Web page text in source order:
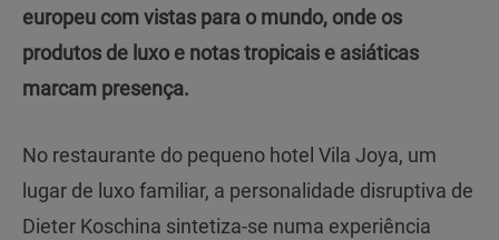
europeu com vistas para o mundo, onde os
produtos de luxo e notas tropicais e asiáticas
marcam presença.
No restaurante do pequeno hotel Vila Joya, um
lugar de luxo familiar, a personalidade disruptiva de
Dieter Koschina sintetiza-se numa experiência